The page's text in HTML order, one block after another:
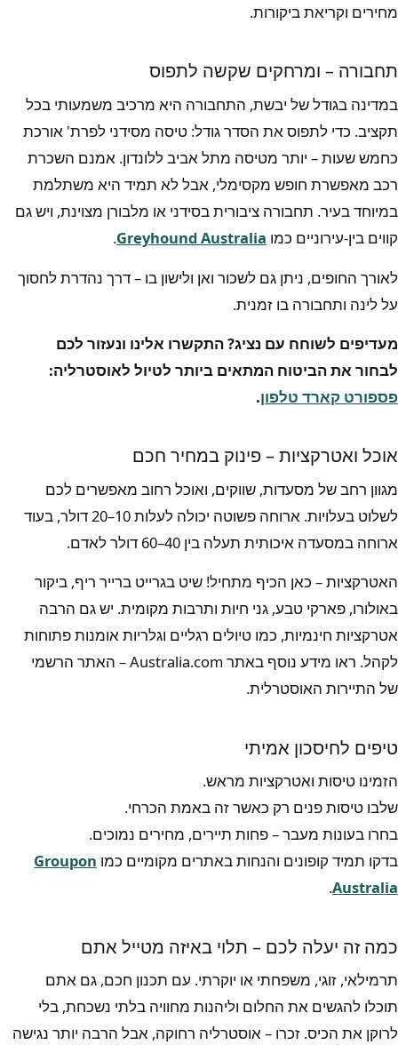
מחירים וקריאת ביקורות.
תחבורה – ומרחקים שקשה לתפוס
במדינה בגודל של יבשת, התחבורה היא מרכיב משמעותי בכל
תקציב. כדי לתפוס את הסדר גודל: טיסה מסידני לפרת' אורכת
כחמש שעות – יותר מטיסה מתל אביב ללונדון. אמנם השכרת
רכב מאפשרת חופש מקסימלי, אבל לא תמיד היא משתלמת
במיוחד בעיר. תחבורה ציבורית בסידני או מלבורן מצוינת, ויש גם
קווים בין-עירוניים כמו Greyhound Australia
.
לאורך החופים, ניתן גם לשכור ואן ולישון בו – דרך נהדרת לחסוך
על לינה ותחבורה בו זמנית.
מעדיפים לשוחח עם נציג? התקשרו אלינו ונעזור לכם
לבחור את הביטוח המתאים ביותר לטיול לאוסטרליה:
פספורט קארד טלפון.
אוכל ואטרקציות – פינוק במחיר חכם
מגוון רחב של מסעדות, שווקים, ואוכל רחוב מאפשרים לכם
לשלוט בעלויות. ארוחה פשוטה יכולה לעלות 10–20 דולר, בעוד
ארוחה במסעדה איכותית תעלה בין 40–60 דולר לאדם.
האטרקציות – כאן הכיף מתחיל! שיט בגרייט ברייר ריף, ביקור
באולורו, פארקי טבע, גני חיות ותרבות מקומית. יש גם הרבה
אטרקציות חינמיות, כמו טיולים רגליים וגלריות אומנות פתוחות
לקהל. ראו מידע נוסף באתר Australia.com – האתר הרשמי
של התיירות האוסטרלית.
טיפים לחיסכון אמיתי
הזמינו טיסות ואטרקציות מראש.
שלבו טיסות פנים רק כאשר זה באמת הכרחי.
בחרו בעונות מעבר – פחות תיירים, מחירים נמוכים.
בדקו תמיד קופונים והנחות באתרים מקומיים כמו Groupon
Australia
.
כמה זה יעלה לכם – תלוי באיזה מטייל אתם
תרמילאי, זוגי, משפחתי או יוקרתי. עם תכנון חכם, גם אתם
תוכלו להגשים את החלום וליהנות מחוויה בלתי נשכחת, בלי
לרוקן את הכיס. זכרו – אוסטרליה רחוקה, אבל הרבה יותר נגישה